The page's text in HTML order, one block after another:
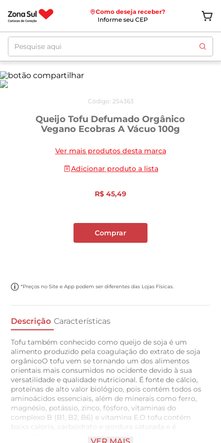
Como deseja receber?
Informe seu CEP
Pesquise aqui
Código: 254363
Queijo Tofu Defumado Orgânico
Vegano Ecobras A Vácuo 100g
Ver mais produtos desta marca
Adicionar produto a lista
R$ 45,49
Comprar
*Preços no Site e App podem ser diferentes das Lojas Físicas.
Descrição Características
Tofu também conhecido como queijo de soja é um
alimento produzido pela coagulação do extrato de soja
orgânicoO tofu vem se tornando um dos alimentos
orientais mais consumidos no ocidente devido à sua
versatilidade e qualidade nutricional. É fonte de cálcio,
proteínas de alto valor biológico, pois contém todos os
aminoácidos essenciais, além de minerais como ferro,
magnésio, potássio, zinco, fósforo, vitaminas do
complexo B (B1, B2, B6) e vitamina E.O tofu contém
baixa caloria, carboidrato e gordura saturada e é
completamente isento de colesterol, como todo